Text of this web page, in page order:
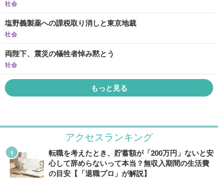
社会
塩野義製薬への課税取り消しと東京地裁
社会
両陛下、震災の犠牲者悼み黙とう
社会
もっと見る
アクセスランキング
転職を考えたとき、貯蓄額が「200万円」ないと安
心して辞めらないって本当？無収入期間の生活費
の目安【「退職プロ」が解説】